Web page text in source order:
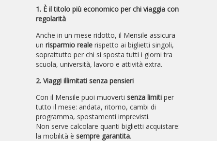
1. È il titolo più economico per chi viaggia con
regolarità
Anche in un mese ridotto, il Mensile assicura
un risparmio reale rispetto ai biglietti singoli,
soprattutto per chi si sposta tutti i giorni tra
scuola, università, lavoro e attività extra.
2. Viaggi illimitati senza pensieri
Con il Mensile puoi muoverti senza limiti per
tutto il mese: andata, ritorno, cambi di
programma, spostamenti imprevisti.
Non serve calcolare quanti biglietti acquistare:
la mobilità è sempre garantita.